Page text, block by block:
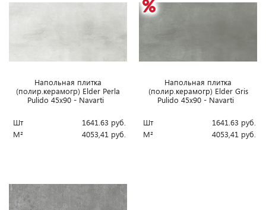
Напольная плитка
(полир.керамогр) Elder Perla
Pulido 45x90 - Navarti
Шт 1641.63 руб.
М²
4053,41 руб.
Напольная плитка
(полир.керамогр) Elder Gris
Pulido 45x90 - Navarti
Шт 1641.63 руб.
М²
4053,41 руб.